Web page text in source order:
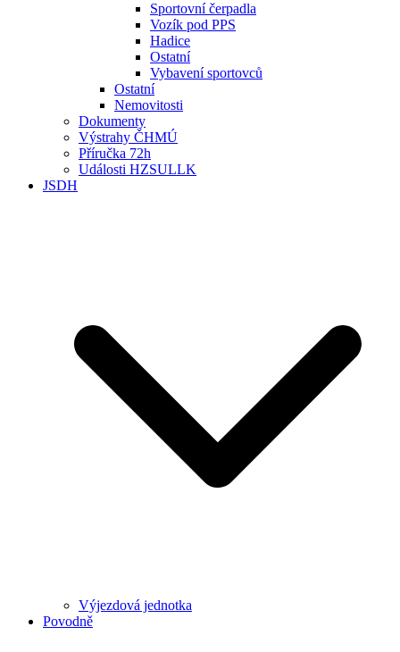
Sportovní čerpadla
Vozík pod PPS
Hadice
Ostatní
Vybavení sportovců
Ostatní
Nemovitosti
Dokumenty
Výstrahy ČHMÚ
Příručka 72h
Události HZSULLK
JSDH
Výjezdová jednotka
Povodně